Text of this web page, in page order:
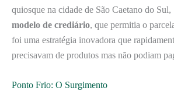
quiosque na cidade de São Caetano do Sul,
modelo de crediário, que permitia o
foi uma estratégia inovadora que
precisavam de produtos mas não podiam
Ponto Frio: O Surgimento